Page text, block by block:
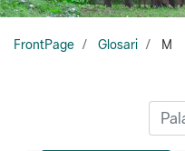
FrontPage Glosari M